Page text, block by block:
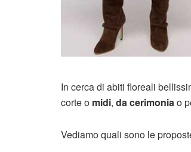
In cerca di abiti floreali
corte o midi, da cerimoniao
Vediamo quali sono le